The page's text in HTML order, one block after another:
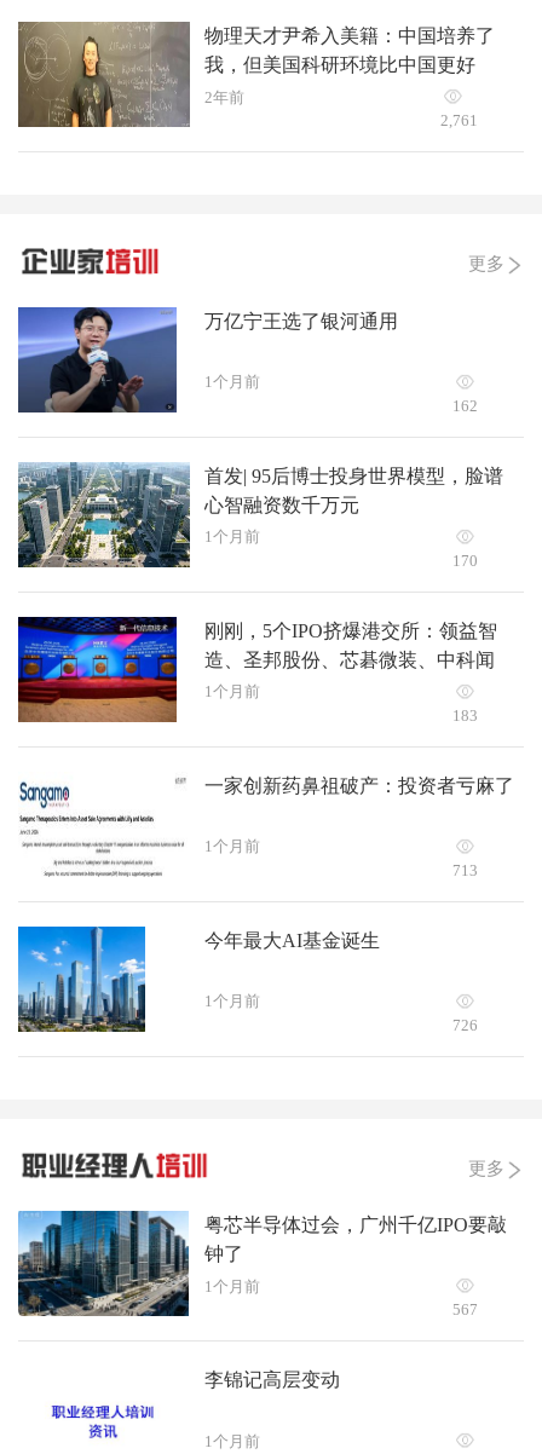
物理天才尹希入美籍：中国培养了
我，但美国科研环境比中国更好
2年前
2,761
更多
万亿宁王选了银河通用
1个月前
162
首发| 95后博士投身世界模型，脸谱
心智融资数千万元
1个月前
170
刚刚，5个IPO挤爆港交所：‌领益智
造、‌圣邦股份、‌芯碁微装、‌中科闻
歌、‌科拓股份敲锣
1个月前
183
一家创新药鼻祖破产：投资者亏麻了
1个月前
713
今年最大AI基金诞生
1个月前
726
更多
粤芯半导体过会，广州千亿IPO要敲
钟了
1个月前
567
李锦记高层变动
1个月前